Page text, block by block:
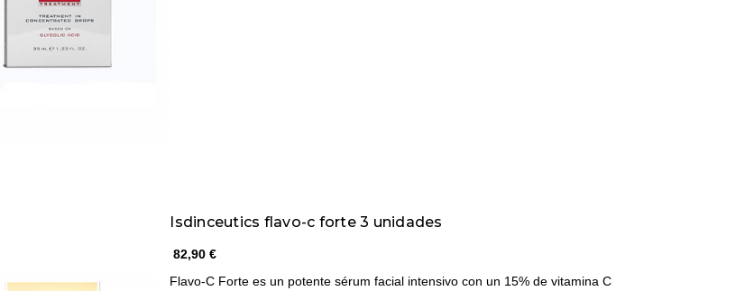
Isdinceutics flavo-c forte 3 unidades
82,90 €
Flavo-C Forte es un potente sérum facial intensivo con un 15% de vitamina C